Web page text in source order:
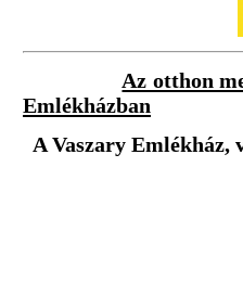
Az otthon
Emlékházban
A Vaszary